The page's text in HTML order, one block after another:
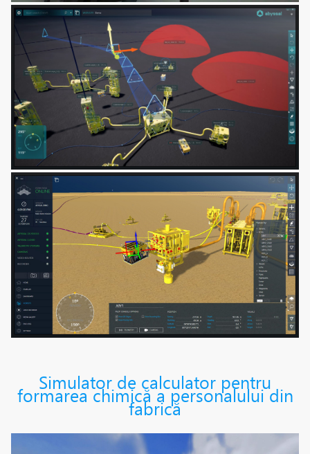
Simulator de calculator pentru
formarea chimică a personalului din
fabrică